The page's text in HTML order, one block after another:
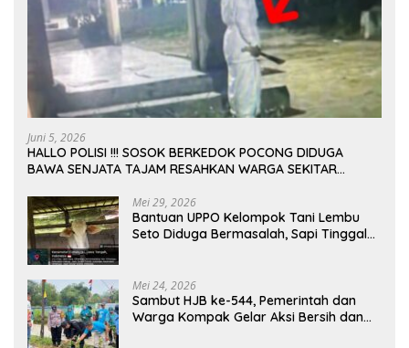
Juni 5, 2026
HALLO POLISI !!! SOSOK BERKEDOK POCONG DIDUGA
BAWA SENJATA TAJAM RESAHKAN WARGA SEKITAR
Mei 29, 2026
Bantuan UPPO Kelompok Tani Lembu
Seto Diduga Bermasalah, Sapi Tinggal
Mei 24, 2026
Sambut HJB ke-544, Pemerintah dan
Warga Kompak Gelar Aksi Bersih dan